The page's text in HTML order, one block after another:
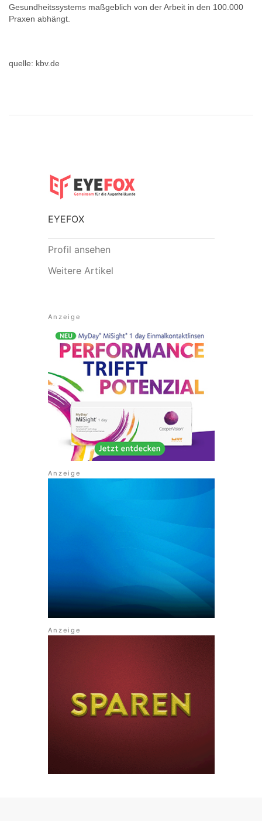
Gesundheitssystems maßgeblich von der Arbeit in den 100.000
Praxen abhängt.
quelle: kbv.de
EYEFOX
Profil ansehen
Weitere Artikel